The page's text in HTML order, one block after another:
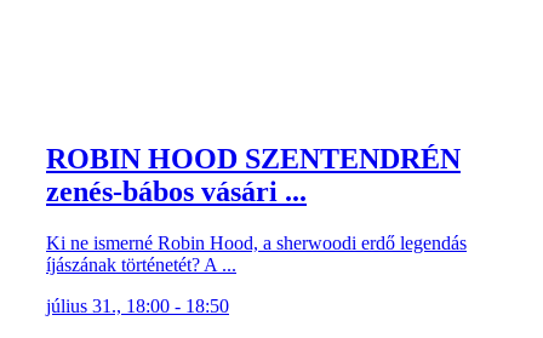
ROBIN HOOD SZENTENDRÉN
zenés-bábos vásári ...
Ki ne ismerné Robin Hood, a sherwoodi erdő legendás
íjászának történetét? A ...
július 31., 18:00 - 18:50